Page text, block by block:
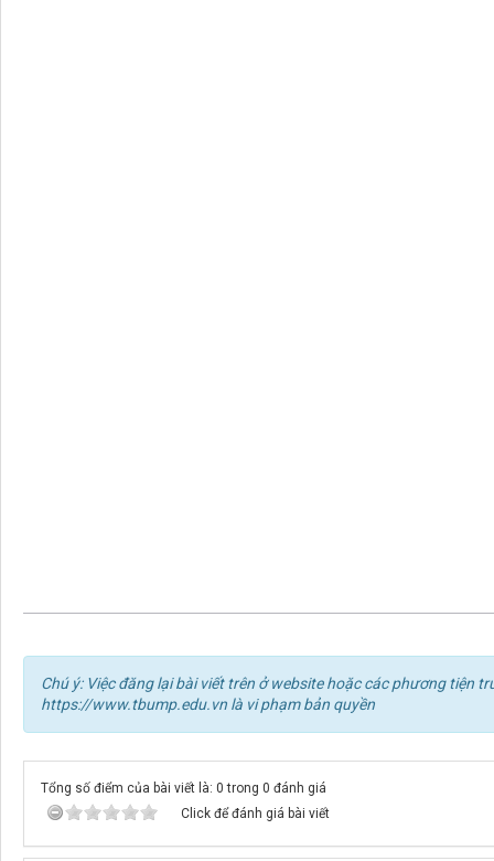
Chú ý: Việc đăng lại bài viết trên ở website hoặc các phương tiện
https://www.tbump.edu.vn là vi phạm bản quyền
Tổng số điểm của bài viết là: 0 trong 0 đánh giá
Click để đánh giá bài viết